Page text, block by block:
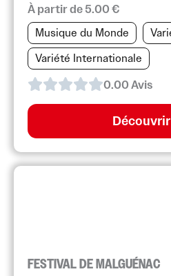
À partir de 5.00 €
Musique du Monde
Variété Internationale
0.00Avis
Découvrir
FESTIVAL DE MALGUÉNAC